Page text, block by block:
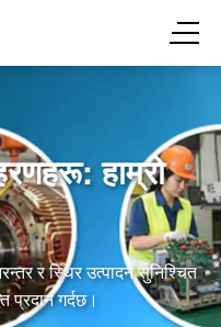
हाम्रो
र स्थिर उत्पादन सुनिश्चित
प्रदान गर्दछ।